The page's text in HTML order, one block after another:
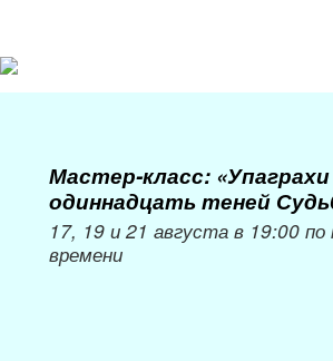
Мастер-класс: «Упаграхи
одиннадцать теней
17, 19 и 21 августа в 19:00 по
времени